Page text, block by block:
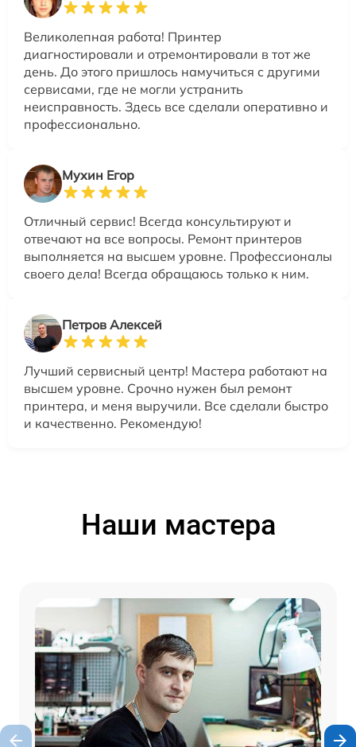
Великолепная работа! Принтер
диагностировали и отремонтировали в тот же
день. До этого пришлось намучиться с другими
сервисами, где не могли устранить
неисправность. Здесь все сделали оперативно и
профессионально.
Мухин Егор
Отличный сервис! Всегда консультируют и
отвечают на все вопросы. Ремонт принтеров
выполняется на высшем уровне. Профессионалы
своего дела! Всегда обращаюсь только к ним.
Петров Алексей
Лучший сервисный центр! Мастера работают на
высшем уровне. Срочно нужен был ремонт
принтера, и меня выручили. Все сделали быстро
и качественно. Рекомендую!
Наши мастера